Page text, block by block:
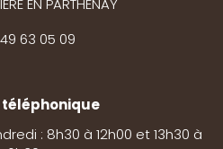
63 05 09
: 8h30 à 12h00 et 13h30 à